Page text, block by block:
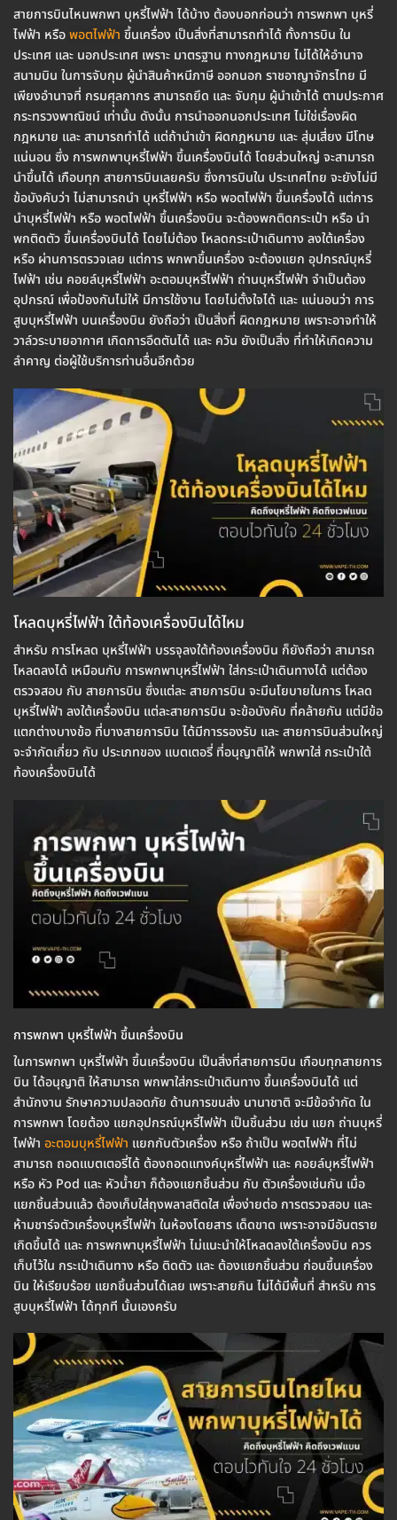
สายการบินไหนพกพา บุหรี่ไฟฟ้า ได้บ้าง ต้องบอกก่อนว่า การพกพา บุหรี่
ไฟฟ้า หรือพอตไฟฟ้า ขึ้นเครื่อง เป็นสิ่งที่สามารถทำได้ ทั้งการบิน ใน
ประเทศ และ นอกประเทศ เพราะ มาตรฐาน ทางกฎหมาย ไม่ได้ให้อำนาจ
สนามบิน ในการจับกุม ผู้นำสินค้าหนีภาษี ออกนอก ราชอาญาจักรไทย มี
เพียงอำนาจที่ กรมศุุลกากร สามารถยึด และ จับกุม ผู้นำเข้าได้ ตามประกาศ
กระทรวงพาณิชน์ เท่านั้น ดังนั้น การนำออกนอกประเทศ ไม่ใช่เรื่องผิด
กฎหมาย และ สามารถทำได้ แต่ถ้านำเข้า ผิดกฎหมาย และ สุ่มเสี่ยง มีโทษ
แน่นอน ซึ่ง การพกพาบุหรี่ไฟฟ้า ขึ้นเครื่องบินได้ โดยส่วนใหญ่ จะสามารถ
นำขึ้นได้ เกือบทุก สายการบินเลยครับ ซึ่งการบินใน ประเทศไทย จะยังไม่มี
ข้อบังคับว่า ไม่สามารถนำ บุหรี่ไฟฟ้า หรือ พอตไฟฟ้า ขึ้นเครื่องได้ แต่การ
นำบุหรี่ไฟฟ้า หรือ พอตไฟฟ้า ขึ้นเครื่องบิน จะต้องพกติดกระเป๋า หรือ นำ
พกติดตัว ขึ้นเครื่องบินได้ โดยไม่ต้อง โหลดกระเป๋าเดินทาง ลงใต้เครื่อง
หรือ ผ่านการตรวจเลย แต่การ พกพาขึ้นเครื่อง จะต้องแยก อุปกรณ์บุหรี่
ไฟฟ้า เช่น คอยล์บุหรี่ไฟฟ้า อะตอมบุหรี่ไฟฟ้า ถ่านบุหรี่ไฟฟ้า จำเป็นต้อง
อุปกรณ์ เพื่อป้องกันไม่ให้ มีการใช้งาน โดยไม่ตั้งใจได้ และ แน่นอนว่า การ
สูบบุหรี่ไฟฟ้า บนเครื่องบิน ยังถือว่า เป็นสิ่งที่ ผิดกฎหมาย เพราะอาจทำให้
วาล์วระบายอากาศ เกิดการอึดตันได้ และ ควัน ยังเป็นสิ่ง ที่ทำให้เกิดความ
ลำคาญ ต่อผู้ใช้บริการท่านอื่นอีกด้วย
โหลดบุหรี่ไฟฟ้า ใต้ท้องเครื่องบินได้ไหม
สำหรับ การโหลด บุหรี่ไฟฟ้า บรรจุลงใต้ท้องเครื่องบิน ก็ยังถือว่า สามารถ
โหลดลงได้ เหมือนกับ การพกพาบุหรี่ไฟฟ้า ใส่กระเป๋าเดินทางได้ แต่ต้อง
ตรวจสอบ กับ สายการบิน ซึ่งแต่ละ สายการบิน จะมีนโยบายในการ โหลด
บุหรี่ไฟฟ้า ลงใต้เครื่องบิน แต่ละสายการบิน จะข้อบังคับ ที่คล้ายกัน แต่มีข้อ
แตกต่างบางข้อ ที่บางสายการบิน ได้มีการรองรับ และ สายการบินส่วนใหญ่
จะจำกัดเกี่ยว กับ ประเภทของ แบตเตอรี่ ที่อนุญาติให้ พกพาใส่ กระเป๋าใต้
ท้องเครื่องบินได้
การพกพา บุหรี่ไฟฟ้า ขึ้นเครื่องบิน
ในการพกพา บุหรี่ไฟฟ้า ขึ้นเครื่องบิน เป็นสิ่งที่สายการบิน เกือบทุกสายการ
บิน ได้อนุญาติ ให้สามารถ พกพาใส่กระเป๋าเดินทาง ขึ้นเครื่องบินได้ แต่
สำนักงาน รักษาความปลอดภัย ด้านการขนส่ง นานาชาติ จะมีข้อจำกัด ใน
การพกพา โดยต้อง แยกอุปกรณ์บุหรี่ไฟฟ้า เป็นชิ้นส่วน เช่น แยก ถ่านบุหรี่
ไฟฟ้า อะตอมบุหรี่ไฟฟ้า แยกกับตัวเครื่อง หรือ ถ้าเป็น พอตไฟฟ้า ที่ไม่
สามารถ ถอดแบตเตอรี่ได้ ต้องถอดแทงค์บุหรี่ไฟฟ้า และ คอยล์บุหรี่ไฟฟ้า
หรือ หัว Pod และ หัวน้ำยา ก็ต้องแยกชิ้นส่วน กับ ตัวเครื่องเช่นกัน เมื่อ
แยกชิ้นส่วนแล้ว ต้องเก็บใส่ถุงพลาสติดใส เพื่อง่ายต่อ การตรวจสอบ และ
ห้ามชาร์จตัวเครื่องบุหรี่ไฟฟ้า ในห้องโดยสาร เด็ดขาด เพราะอาจมีอันตราย
เกิดขึ้นได้ และ การพกพาบุหรี่ไฟฟ้า ไม่แนะนำให้โหลดลงใต้เครื่องบิน ควร
เก็บไว้ใน กระเป๋าเดินทาง หรือ ติดตัว และ ต้องแยกชิ้นส่วน ก่อนขึ้นเครื่อง
บิน ให้เรียบร้อย แยกชิ้นส่วนได้เลย เพราะสายกิน ไม่ได้มีพื้นที่ สำหรับ การ
สูบบุหรี่ไฟฟ้า ได้ทุกที นั้นเองครับ